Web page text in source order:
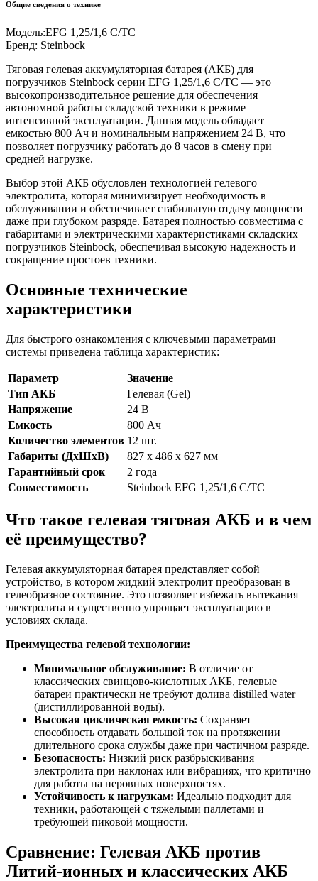
Общие сведения о технике
Модель:EFG 1,25/1,6 C/TC
Бренд: Steinbock
Тяговая гелевая аккумуляторная батарея (АКБ) для
погрузчиков Steinbock серии EFG 1,25/1,6 C/TC — это
высокопроизводительное решение для обеспечения
автономной работы складской техники в режиме
интенсивной эксплуатации. Данная модель обладает
емкостью 800 Ач и номинальным напряжением 24 В, что
позволяет погрузчику работать до 8 часов в смену при
средней нагрузке.
Выбор этой АКБ обусловлен технологией гелевого
электролита, которая минимизирует необходимость в
обслуживании и обеспечивает стабильную отдачу мощности
даже при глубоком разряде. Батарея полностью совместима с
габаритами и электрическими характеристиками складских
погрузчиков Steinbock, обеспечивая высокую надежность и
сокращение простоев техники.
Основные технические
характеристики
Для быстрого ознакомления с ключевыми параметрами
системы приведена таблица характеристик:
Параметр
Значение
Тип АКБ
Гелевая (Gel)
Напряжение
24 В
Емкость
800 Ач
Количество элементов 12 шт.
Габариты (ДхШхВ)
827 x 486 x 627 мм
Гарантийный срок
2 года
Совместимость
Steinbock EFG 1,25/1,6 C/TC
Что такое гелевая тяговая АКБ и в чем
её преимущество?
Гелевая аккумуляторная батарея представляет собой
устройство, в котором жидкий электролит преобразован в
гелеобразное состояние. Это позволяет избежать вытекания
электролита и существенно упрощает эксплуатацию в
условиях склада.
Преимущества гелевой технологии:
Минимальное обслуживание: В отличие от
классических свинцово-кислотных АКБ, гелевые
батареи практически не требуют долива distilled water
(дистиллированной воды).
Высокая циклическая емкость: Сохраняет
способность отдавать большой ток на протяжении
длительного срока службы даже при частичном разряде.
Безопасность: Низкий риск разбрыскивания
электролита при наклонах или вибрациях, что критично
для работы на неровных поверхностях.
Устойчивость к нагрузкам: Идеально подходит для
техники, работающей с тяжелыми паллетами и
требующей пиковой мощности.
Сравнение: Гелевая АКБ против
Литий-ионных и классических АКБ